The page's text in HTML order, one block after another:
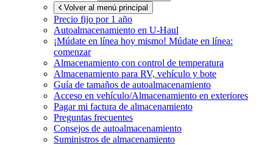
Volver al menú principal
Precio fijo por 1 año
Autoalmacenamiento en U-Haul
¡Múdate en línea hoy mismo! Múdate en línea:
comenzar
Almacenamiento con control de temperatura
Almacenamiento para RV, vehículo y bote
Guía de tamaños de autoalmacenamiento
Acceso en vehículo/Almacenamiento en exteriores
Pagar mi factura de almacenamiento
Preguntas frecuentes
Consejos de autoalmacenamiento
Suministros de almacenamiento